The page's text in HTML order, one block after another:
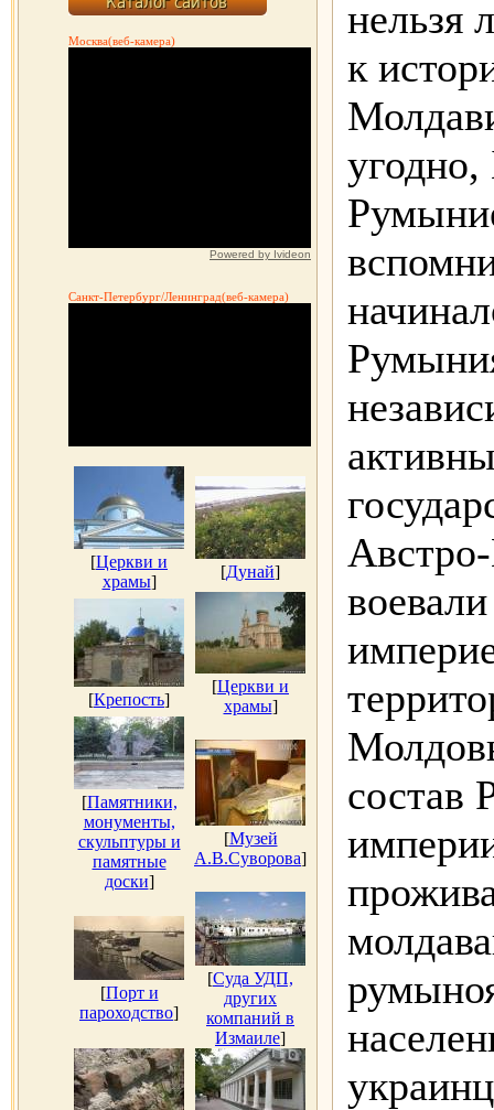
Москва(веб-камера)
Powered by Ivideon
Санкт-Петербург/Ленинград(веб-камера)
[Церкви и
храмы]
[Дунай]
[Крепость]
[Церкви и
храмы]
[Памятники,
монументы,
скульптуры и
памятные
доски]
[Музей
А.В.Суворова]
[Порт и
пароходство]
[Суда УДП,
других
компаний в
Измаиле]
нельзя
к
угодно,
состав